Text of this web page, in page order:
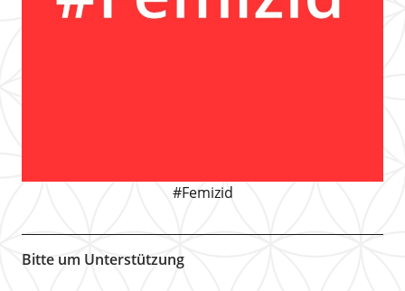
#Femizid
Bitte um Unterstützung